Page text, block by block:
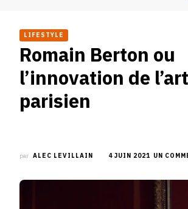
LIFESTYLE
Romain Berton ou
l’innovation de
parisien
par ALEC LEVILLAIN 4 JUIN 2021 UN